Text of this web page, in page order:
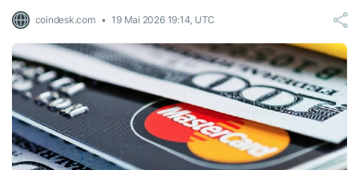
coindesk.com 19 Mai 2026 19:14, UTC